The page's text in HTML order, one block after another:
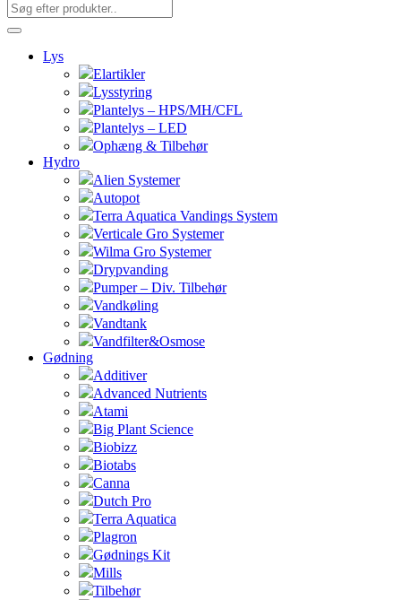
Lys
Elartikler
Lysstyring
Plantelys – HPS/MH/CFL
Plantelys – LED
Ophæng & Tilbehør
Hydro
Alien Systemer
Autopot
Terra Aquatica Vandings System
Verticale Gro Systemer
Wilma Gro Systemer
Drypvanding
Pumper – Div. Tilbehør
Vandkøling
Vandtank
Vandfilter&Osmose
Gødning
Additiver
Advanced Nutrients
Atami
Big Plant Science
Biobizz
Biotabs
Canna
Dutch Pro
Terra Aquatica
Plagron
Gødnings Kit
Mills
Tilbehør